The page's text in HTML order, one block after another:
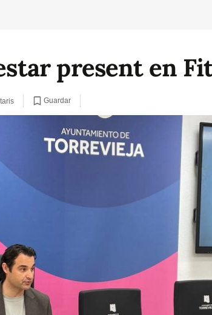
present en
Guardar